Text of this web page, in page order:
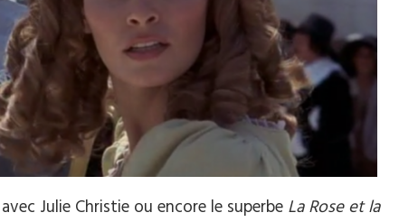
avec Julie Christie ou encore le superbe La Rose et la